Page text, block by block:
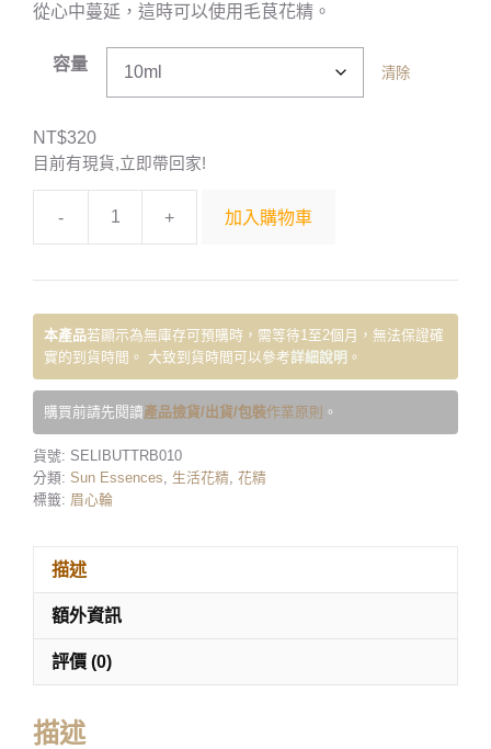
從心中蔓延，這時可以使用毛茛花精。
容量 清除
NT$320
目前有現貨,立即帶回家!
- + 加入購物車
本產品若顯示為無庫存可預購時，需等待1至2個月，無法保證確
實的到貨時間。 大致到貨時間可以參考詳細說明 。
購買前請先閱讀產品撿貨/出貨/包裝作業原則 。
貨號: SELIBUTTRB010
分類: Sun Essences, 生活花精, 花精
標籤: 眉心輪
描述
額外資訊
評價 (0)
描述